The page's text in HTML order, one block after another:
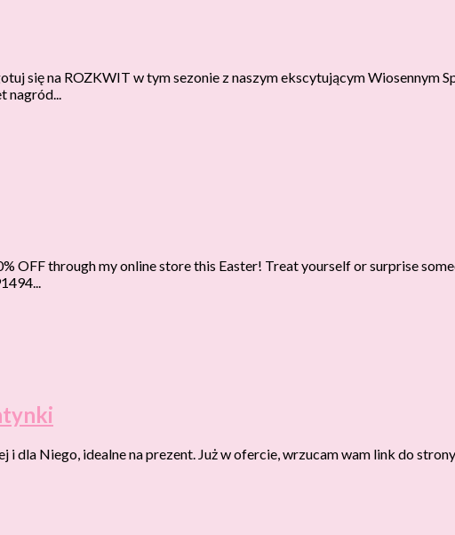
się na ROZKWIT w tym sezonie z naszym ekscytującym Wiosennym
nagród...
OFF through my online store this Easter! Treat yourself or surprise
dla Niego, idealne na prezent. Już w ofercie, wrzucam wam link do